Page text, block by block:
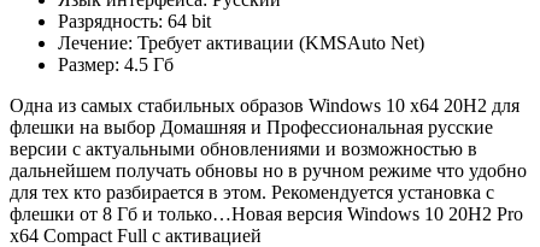
Разрядность: 64 bit
Лечение: Требует активации (KMSAuto Net)
Размер: 4.5 Гб
Одна из самых стабильных образов Windows 10 x64 20H2 для
флешки на выбор Домашняя и Профессиональная русские
версии с актуальными обновлениями и возможностью в
дальнейшем получать обновы но в ручном режиме что удобно
для тех кто разбирается в этом. Рекомендуется установка с
флешки от 8 Гб и только…Новая версия Windows 10 20H2 Pro
x64 Compact Full с активацией